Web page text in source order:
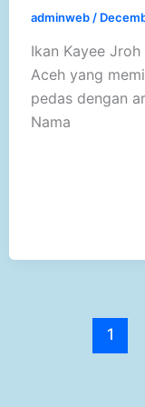
adminweb /
Ikan Kayee
Aceh yang
pedas dengan
Nama
1